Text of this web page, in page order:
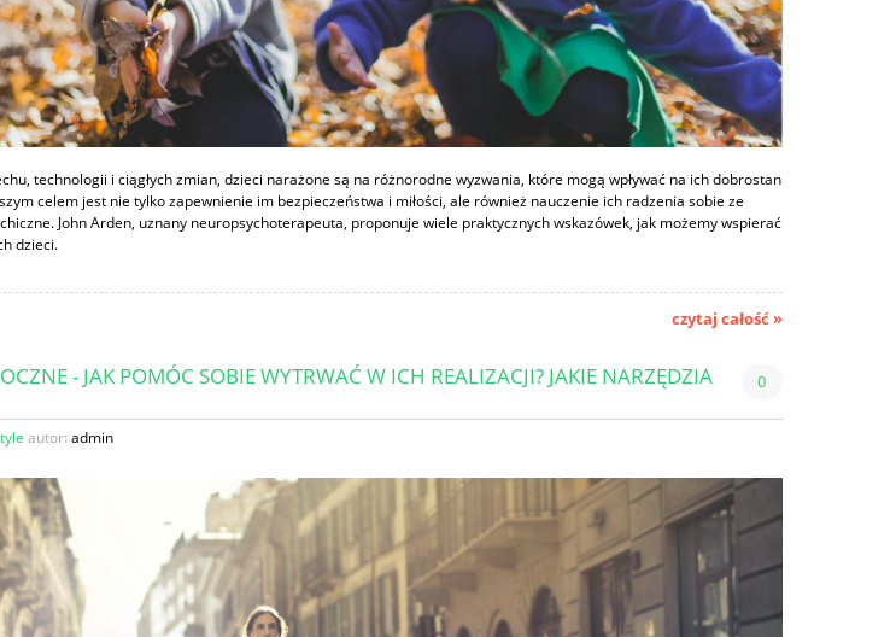
technologii i ciągłych zmian, dzieci narażone są na różnorodne wyzwania, które mogą wpływać na ich dobrostan
celem jest nie tylko zapewnienie im bezpieczeństwa i miłości, ale również nauczenie ich radzenia sobie ze
John Arden, uznany neuropsychoterapeuta, proponuje wiele praktycznych wskazówek, jak możemy wspierać
dzieci.
czytaj całość »
- JAK POMÓC SOBIE WYTRWAĆ W ICH REALIZACJI? JAKIE NARZĘDZIA 0
autor: admin